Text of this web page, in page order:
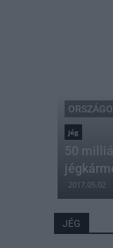
jég
50
2017.05.02
JÉG